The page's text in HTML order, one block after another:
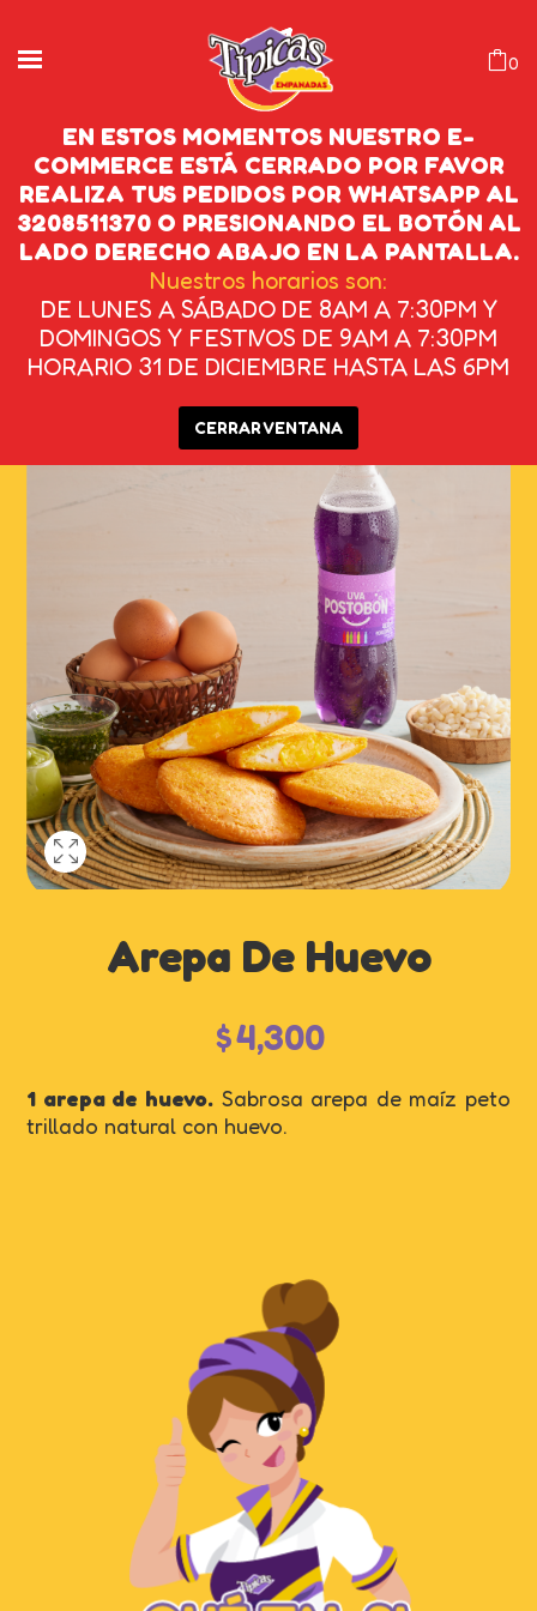
0
AREPA DE HUEVO
INICIO / OTROS / AREPA DE HUEVO
Arepa De Huevo
$4,300
1 arepa de huevo.Sabrosa arepa de maíz peto
trillado natural con huevo.
EN ESTOS MOMENTOS NUESTRO E-
COMMERCE ESTÁ CERRADO POR FAVOR
REALIZA TUS PEDIDOS POR WHATSAPP AL
3208511370 O PRESIONANDO EL BOTÓN AL
LADO DERECHO ABAJO EN LA PANTALLA.
Nuestros horarios son:
DE LUNES A SÁBADO DE 8AM A 7:30PM Y
DOMINGOS Y FESTIVOS DE 9AM A 7:30PM
HORARIO 31 DE DICIEMBRE HASTA LAS 6PM
CERRAR VENTANA